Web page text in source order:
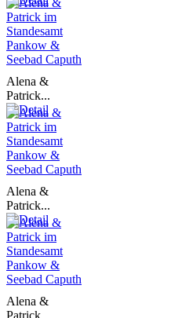
Alena &
Patrick...
Alena &
Patrick...
Alena &
Patrick...